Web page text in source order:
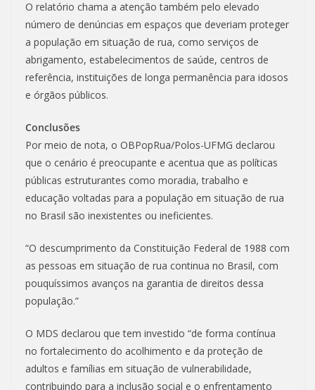
O relatório chama a atenção também pelo elevado
número de denúncias em espaços que deveriam proteger
a população em situação de rua, como serviços de
abrigamento, estabelecimentos de saúde, centros de
referência, instituições de longa permanência para idosos
e órgãos públicos.
Conclusões
Por meio de nota, o OBPopRua/Polos-UFMG declarou
que o cenário é preocupante e acentua que as políticas
públicas estruturantes como moradia, trabalho e
educação voltadas para a população em situação de rua
no Brasil são inexistentes ou ineficientes.
“O descumprimento da Constituição Federal de 1988 com
as pessoas em situação de rua continua no Brasil, com
pouquíssimos avanços na garantia de direitos dessa
população.”
O MDS declarou que tem investido “de forma contínua
no fortalecimento do acolhimento e da proteção de
adultos e famílias em situação de vulnerabilidade,
contribuindo para a inclusão social e o enfrentamento